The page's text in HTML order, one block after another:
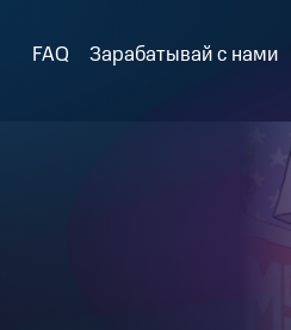
FAQ Зарабатывай с нами